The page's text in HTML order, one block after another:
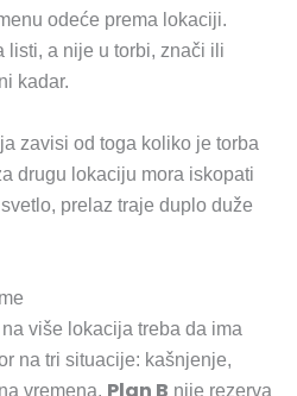
odeće prema lokaciji.
listi, a nije u torbi, znači ili
kadar.
zavisi od toga koliko je torba
drugu lokaciju mora iskopati
prelaz traje duplo duže
više lokacija treba da ima
na tri situacije: kašnjenje,
vremena.
nije rezerva